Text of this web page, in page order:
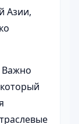
Азии,
Важно